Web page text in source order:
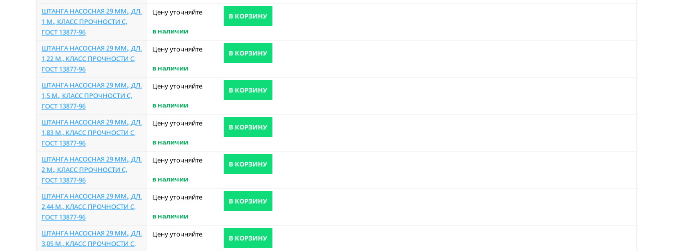
ШТАНГА НАСОСНАЯ 29 ММ., ДЛ.
1 М., КЛАСС ПРОЧНОСТИ С,
ГОСТ 13877-96
Цену уточняйте
В КОРЗИНУ
в наличии
ШТАНГА НАСОСНАЯ 29 ММ., ДЛ.
1,22 М., КЛАСС ПРОЧНОСТИ С,
ГОСТ 13877-96
Цену уточняйте
В КОРЗИНУ
в наличии
ШТАНГА НАСОСНАЯ 29 ММ., ДЛ.
1,5 М., КЛАСС ПРОЧНОСТИ С,
ГОСТ 13877-96
Цену уточняйте
В КОРЗИНУ
в наличии
ШТАНГА НАСОСНАЯ 29 ММ., ДЛ.
1,83 М., КЛАСС ПРОЧНОСТИ С,
ГОСТ 13877-96
Цену уточняйте
В КОРЗИНУ
в наличии
ШТАНГА НАСОСНАЯ 29 ММ., ДЛ.
2 М., КЛАСС ПРОЧНОСТИ С,
ГОСТ 13877-96
Цену уточняйте
В КОРЗИНУ
в наличии
ШТАНГА НАСОСНАЯ 29 ММ., ДЛ.
2,44 М., КЛАСС ПРОЧНОСТИ С,
ГОСТ 13877-96
Цену уточняйте
В КОРЗИНУ
в наличии
ШТАНГА НАСОСНАЯ 29 ММ., ДЛ.
3,05 М., КЛАСС ПРОЧНОСТИ С,
Цену уточняйте
В КОРЗИНУ